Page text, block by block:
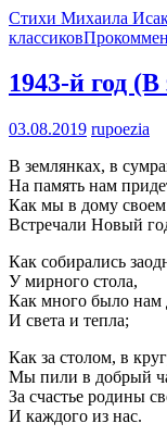
Стихи Михаила
классиков
1943-й год
03.08.2019 rupoezia
В землянках, в
На память нам
Как мы в дому
Встречали Новый
Как собирались
У мирного стола,
Как много было нам
И света и тепла;
Как за столом, в
Мы пили в добрый
За счастье родины
И каждого из нас.